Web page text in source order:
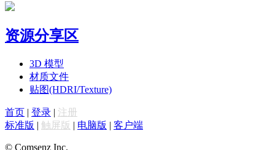
资源分享区
3D 模型
材质文件
贴图(HDRI/Texture)
首页 | 登录 | 注册
标准版 | 触屏版 | 电脑版 | 客户端
© Comsenz Inc.